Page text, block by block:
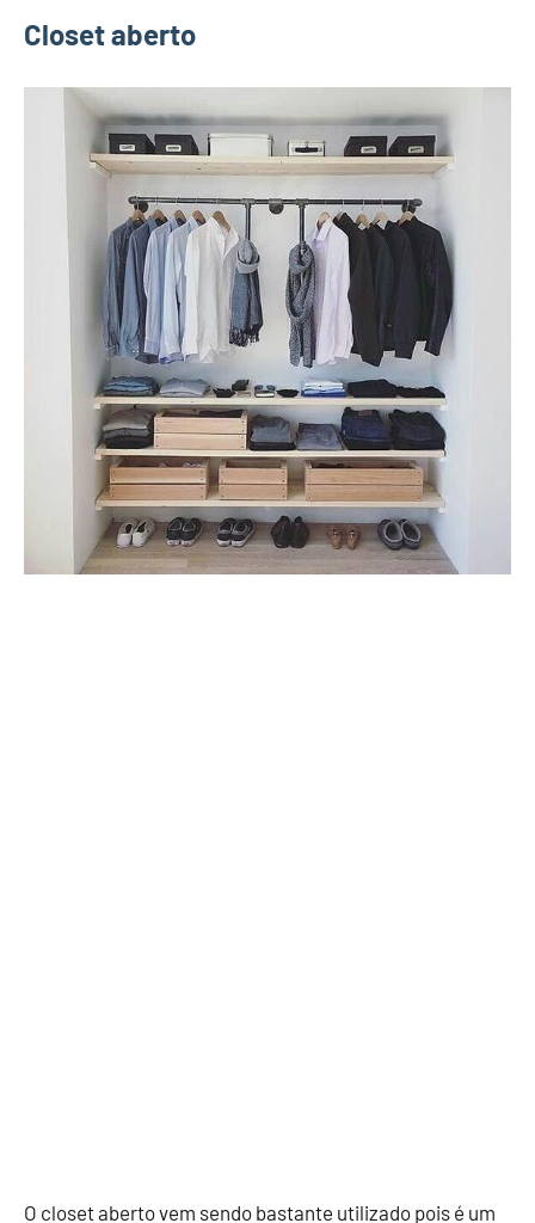
Closet aberto
O closet aberto vem sendo bastante utilizado pois é um